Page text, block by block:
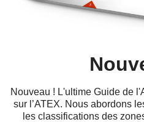
Nouveau ! L'ultime Guide de
sur l’ATEX. Nous abordons
les classifications des